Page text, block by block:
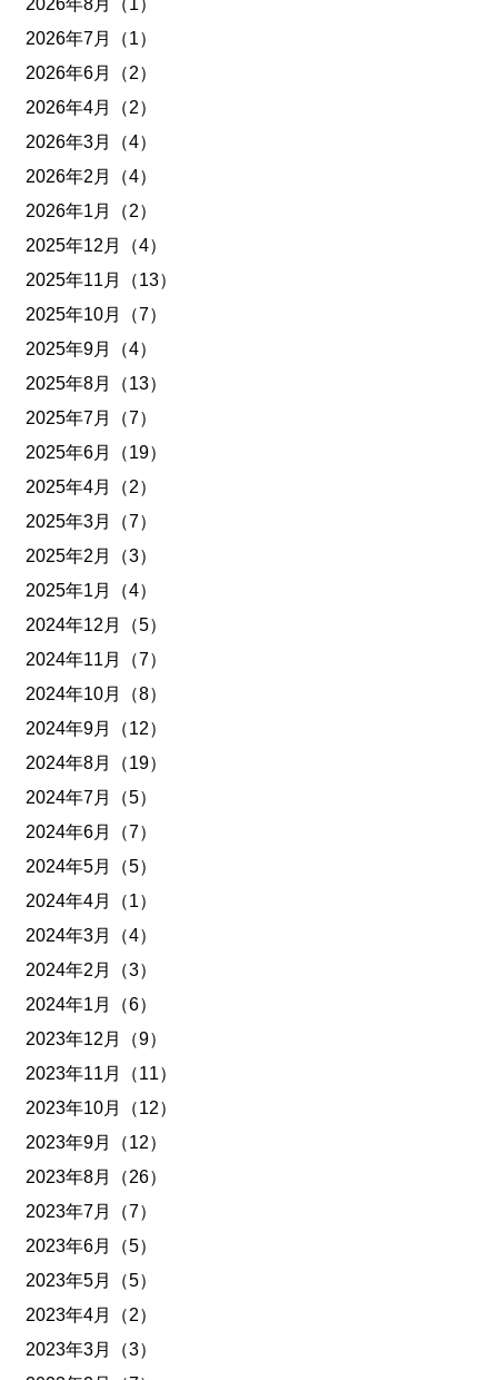
2026年8月（1）
2026年7月（1）
2026年6月（2）
2026年4月（2）
2026年3月（4）
2026年2月（4）
2026年1月（2）
2025年12月（4）
2025年11月（13）
2025年10月（7）
2025年9月（4）
2025年8月（13）
2025年7月（7）
2025年6月（19）
2025年4月（2）
2025年3月（7）
2025年2月（3）
2025年1月（4）
2024年12月（5）
2024年11月（7）
2024年10月（8）
2024年9月（12）
2024年8月（19）
2024年7月（5）
2024年6月（7）
2024年5月（5）
2024年4月（1）
2024年3月（4）
2024年2月（3）
2024年1月（6）
2023年12月（9）
2023年11月（11）
2023年10月（12）
2023年9月（12）
2023年8月（26）
2023年7月（7）
2023年6月（5）
2023年5月（5）
2023年4月（2）
2023年3月（3）